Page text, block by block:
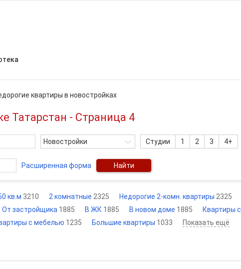
квартиры в новостройках
Татарстан - Страница 4
Новостройки Студии 1 2 3 4+
Расширенная форма Найти
кв.м 3210 2 комнатные 2325 Недорогие 2-комн. квартиры 2325
От застройщика 1885 В ЖК 1885 В новом доме 1885 Квартиры
с мебелью 1235 Большие квартиры 1033 Показать ещё